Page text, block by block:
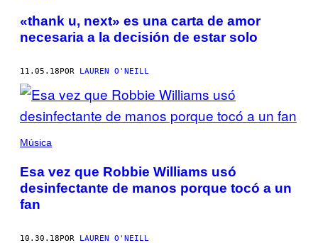
«thank u, next» es una carta de amor
necesaria a la decisión de estar solo
11.05.18POR LAUREN O'NEILL
Música
Esa vez que Robbie Williams usó
desinfectante de manos porque tocó a un
fan
10.30.18POR LAUREN O'NEILL